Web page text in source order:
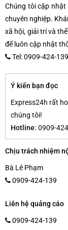
Chúng tôi cập
chuyên nghiệp.
xã hội, giải trí và
để luôn cập nhật
Tel: 0909-424-139
Ý kiến bạn đọc
Express24h rất
chúng tôi!
Hotline: 0909-
Chịu trách nhiệm
Bà Lê Phạm
0909-424-139
Liên hệ quảng cáo
0909-424-139